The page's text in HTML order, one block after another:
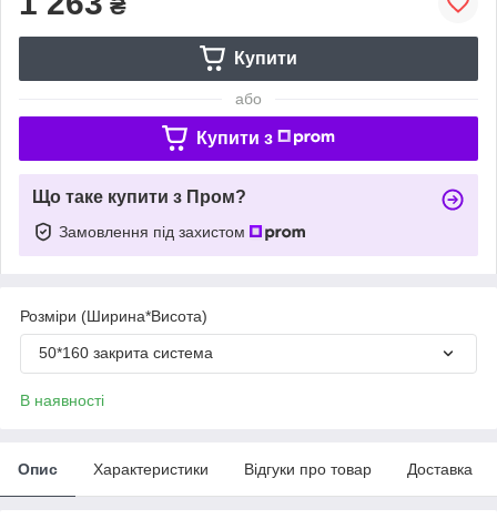
₴
Купити
або
Купити з
Що таке купити з Пром?
Замовлення під захистом
Розміри (Ширина*Висота)
50*160 закрита система
В наявності
Опис Характеристики Відгуки про товар Доставка